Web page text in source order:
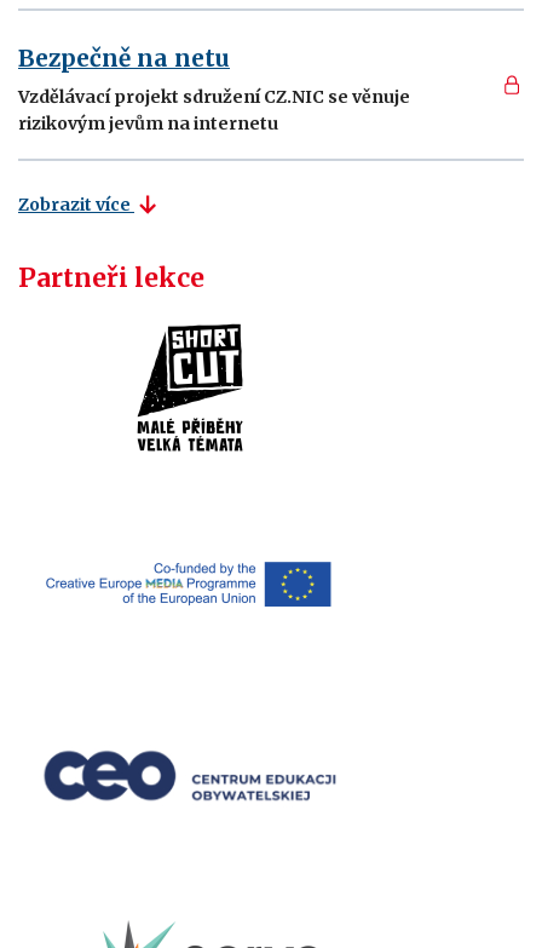
Bezpečně na netu
Vzdělávací projekt sdružení CZ.NIC se věnuje
rizikovým jevům na internetu
Zobrazit více
Partneři lekce